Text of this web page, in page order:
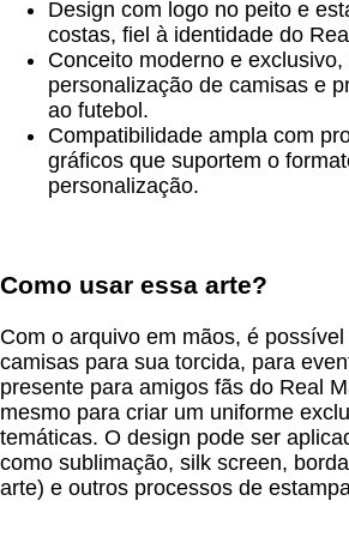
Design com logo no peito e
costas, fiel à identidade do
Conceito moderno e
personalização de camisas e
ao futebol.
Compatibilidade ampla com
gráficos que suportem o
personalização.
Como usar essa arte?
Com o arquivo em mãos, é
camisas para sua torcida, para
presente para amigos fãs do Real
mesmo para criar um uniforme
temáticas. O design pode ser
como sublimação, silk screen,
arte) e outros processos de